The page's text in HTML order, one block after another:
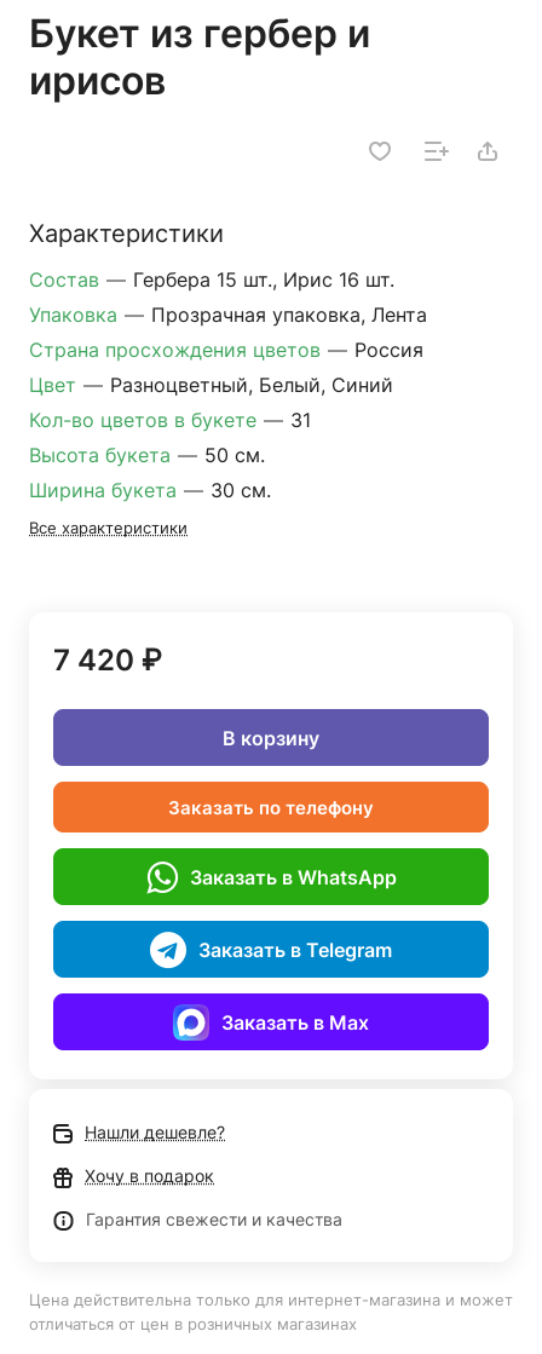
Букет из гербер и
ирисов
Характеристики
Состав — Гербера 15 шт., Ирис 16 шт.
Упаковка — Прозрачная упаковка, Лента
Страна просхождения цветов — Россия
Цвет — Разноцветный, Белый, Синий
Кол-во цветов в букете — 31
Высота букета — 50 см.
Ширина букета — 30 см.
Все характеристики
7 420 ₽
В корзину
Заказать по телефону
Заказать в WhatsApp
Заказать в Telegram
Заказать в Max
Нашли дешевле?
Хочу в подарок
Гарантия свежести и качества
Цена действительна только для интернет-магазина и может
отличаться от цен в розничных магазинах